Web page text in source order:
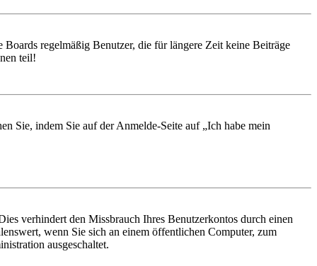
regelmäßig Benutzer, die für längere Zeit keine Beiträge
teil!
Sie, indem Sie auf der Anmelde-Seite auf „Ich habe mein
verhindert den Missbrauch Ihres Benutzerkontos durch einen
wenn Sie sich an einem öffentlichen Computer, zum
ausgeschaltet.